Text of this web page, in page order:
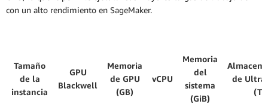
con un alto rendimiento en SageMaker.
Tamaño
de la
instancia
GPU
Blackwell
Memoria
de GPU
(GB)
vCPU
Memoria
del
sistema
(GiB)
de